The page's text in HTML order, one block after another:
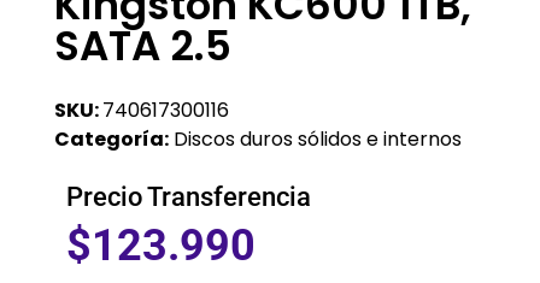
SATA 2.5
SKU:740617300116
Categoría: Discos duros sólidos e internos
Precio Transferencia
$123.990